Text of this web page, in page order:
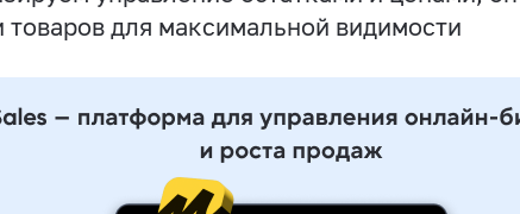
товаров для максимальной видимости